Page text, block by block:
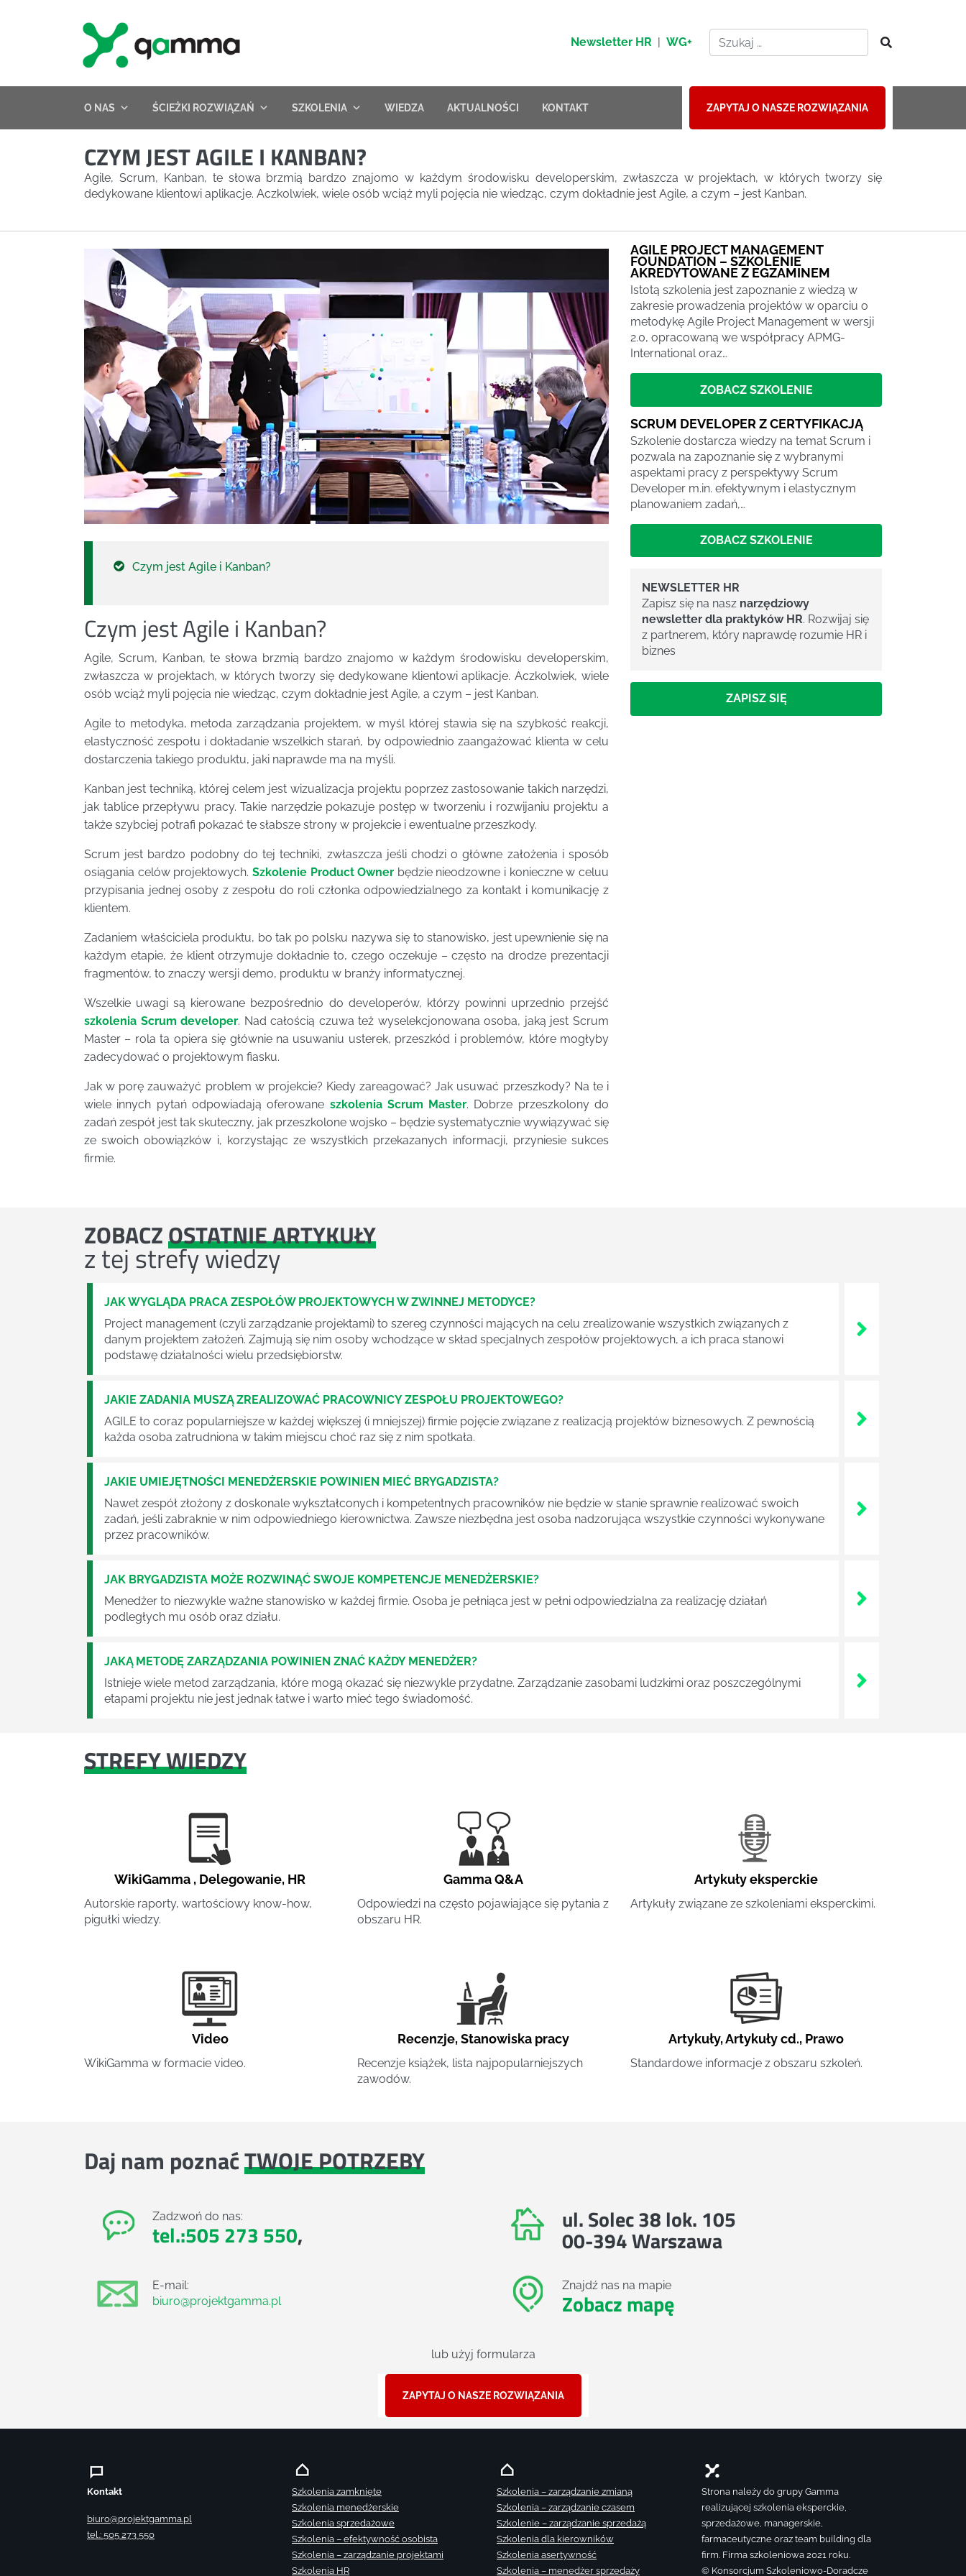
Newsletter HR | WG+
O NAS ŚCIEŻKI ROZWIĄZAŃ SZKOLENIA WIEDZA AKTUALNOŚCI KONTAKT ZAPYTAJ O NASZE ROZWIĄZANIA
CZYM JEST AGILE I KANBAN?
Agile, Scrum, Kanban, te słowa brzmią bardzo znajomo w każdym środowisku developerskim, zwłaszcza w projektach, w których tworzy się
dedykowane klientowi aplikacje. Aczkolwiek, wiele osób wciąż myli pojęcia nie wiedząc, czym dokładnie jest Agile, a czym – jest Kanban.
Czym jest Agile i Kanban?
Czym jest Agile i Kanban?
Agile, Scrum, Kanban, te słowa brzmią bardzo znajomo w każdym środowisku developerskim,
zwłaszcza w projektach, w których tworzy się dedykowane klientowi aplikacje. Aczkolwiek, wiele
osób wciąż myli pojęcia nie wiedząc, czym dokładnie jest Agile, a czym – jest Kanban.
Agile to metodyka, metoda zarządzania projektem, w myśl której stawia się na szybkość reakcji,
elastyczność zespołu i dokładanie wszelkich starań, by odpowiednio zaangażować klienta w celu
dostarczenia takiego produktu, jaki naprawde ma na myśli.
Kanban jest techniką, której celem jest wizualizacja projektu poprzez zastosowanie takich narzędzi,
jak tablice przepływu pracy. Takie narzędzie pokazuje postęp w tworzeniu i rozwijaniu projektu a
także szybciej potrafi pokazać te słabsze strony w projekcie i ewentualne przeszkody.
Scrum jest bardzo podobny do tej techniki, zwłaszcza jeśli chodzi o główne założenia i sposób
osiągania celów projektowych. Szkolenie Product Owner będzie nieodzowne i konieczne w celuu
przypisania jednej osoby z zespołu do roli członka odpowiedzialnego za kontakt i komunikację z
klientem.
Zadaniem właściciela produktu, bo tak po polsku nazywa się to stanowisko, jest upewnienie się na
każdym etapie, że klient otrzymuje dokładnie to, czego oczekuje – często na drodze prezentacji
fragmentów, to znaczy wersji demo, produktu w branży informatycznej.
Wszelkie uwagi są kierowane bezpośrednio do developerów, którzy powinni uprzednio przejść
szkolenia Scrum developer. Nad całością czuwa też wyselekcjonowana osoba, jaką jest Scrum
Master – rola ta opiera się głównie na usuwaniu usterek, przeszkód i problemów, które mogłyby
zadecydować o projektowym fiasku.
Jak w porę zauważyć problem w projekcie? Kiedy zareagować? Jak usuwać przeszkody? Na te i
wiele innych pytań odpowiadają oferowane szkolenia Scrum Master. Dobrze przeszkolony do
zadań zespół jest tak skuteczny, jak przeszkolone wojsko – będzie systematycznie wywiązywać się
ze swoich obowiązków i, korzystając ze wszystkich przekazanych informacji, przyniesie sukces
firmie.
AGILE PROJECT MANAGEMENT
FOUNDATION – SZKOLENIE
AKREDYTOWANE Z EGZAMINEM
Istotą szkolenia jest zapoznanie z wiedzą w
zakresie prowadzenia projektów w oparciu o
metodykę Agile Project Management w wersji
2.0, opracowaną we współpracy APMG-
International oraz…
ZOBACZ SZKOLENIE
SCRUM DEVELOPER Z CERTYFIKACJĄ
Szkolenie dostarcza wiedzy na temat Scrum i
pozwala na zapoznanie się z wybranymi
aspektami pracy z perspektywy Scrum
Developer m.in. efektywnym i elastycznym
planowaniem zadań,…
ZOBACZ SZKOLENIE
NEWSLETTER HR
Zapisz się na nasz narzędziowy
newsletter dla praktyków HR. Rozwijaj się
z partnerem, który naprawdę rozumie HR i
biznes
ZAPISZ SIĘ
ZOBACZOSTATNIE ARTYKUŁY
z tej strefy wiedzy
JAK WYGLĄDA PRACA ZESPOŁÓW PROJEKTOWYCH W ZWINNEJ METODYCE?
Project management (czyli zarządzanie projektami) to szereg czynności mających na celu zrealizowanie wszystkich związanych z
danym projektem założeń. Zajmują się nim osoby wchodzące w skład specjalnych zespołów projektowych, a ich praca stanowi
podstawę działalności wielu przedsiębiorstw.
JAKIE ZADANIA MUSZĄ ZREALIZOWAĆ PRACOWNICY ZESPOŁU PROJEKTOWEGO?
AGILE to coraz popularniejsze w każdej większej (i mniejszej) firmie pojęcie związane z realizacją projektów biznesowych. Z pewnością
każda osoba zatrudniona w takim miejscu choć raz się z nim spotkała.
JAKIE UMIEJĘTNOŚCI MENEDŻERSKIE POWINIEN MIEĆ BRYGADZISTA?
Nawet zespół złożony z doskonale wykształconych i kompetentnych pracowników nie będzie w stanie sprawnie realizować swoich
zadań, jeśli zabraknie w nim odpowiedniego kierownictwa. Zawsze niezbędna jest osoba nadzorująca wszystkie czynności wykonywane
przez pracowników.
JAK BRYGADZISTA MOŻE ROZWINĄĆ SWOJE KOMPETENCJE MENEDŻERSKIE?
Menedżer to niezwykle ważne stanowisko w każdej firmie. Osoba je pełniąca jest w pełni odpowiedzialna za realizację działań
podległych mu osób oraz działu.
JAKĄ METODĘ ZARZĄDZANIA POWINIEN ZNAĆ KAŻDY MENEDŻER?
Istnieje wiele metod zarządzania, które mogą okazać się niezwykle przydatne. Zarządzanie zasobami ludzkimi oraz poszczególnymi
etapami projektu nie jest jednak łatwe i warto mieć tego świadomość.
STREFY WIEDZY
WikiGamma , Delegowanie, HR
Autorskie raporty, wartościowy know-how,
pigułki wiedzy.
Gamma Q&A
Odpowiedzi na często pojawiające się pytania z
obszaru HR.
Artykuły eksperckie
Artykuły związane ze szkoleniami eksperckimi.
Video
WikiGamma w formacie video.
Recenzje,Stanowiska pracy
Recenzje książek, lista najpopularniejszych
zawodów.
Artykuły,Artykuły cd., Prawo
Standardowe informacje z obszaru szkoleń.
Daj nam poznaćTWOJE POTRZEBY
Zadzwoń do nas:
tel.:505 273 550,
E-mail:
biuro@projektgamma.pl
ul. Solec 38 lok. 105
00-394 Warszawa
Znajdź nas na mapie
Zobacz mapę
lub użyj formularza
ZAPYTAJ O NASZE ROZWIĄZANIA
Kontakt
biuro@projektgamma.pl
tel.: 505 273 550
Szkolenia zamknięte
Szkolenia menedżerskie
Szkolenia sprzedażowe
Szkolenia – efektywność osobista
Szkolenia – zarządzanie projektami
Szkolenia HR
Szkolenia – zarządzanie zmianą
Szkolenia – zarządzanie czasem
Szkolenie – zarządzanie sprzedażą
Szkolenia dla kierowników
Szkolenia asertywność
Szkolenia – menedżer sprzedaży
Strona należy do grupy Gamma
realizującej szkolenia eksperckie,
sprzedażowe, managerskie,
farmaceutyczne oraz team building dla
firm. Firma szkoleniowa 2021 roku.
© Konsorcjum Szkoleniowo-Doradcze